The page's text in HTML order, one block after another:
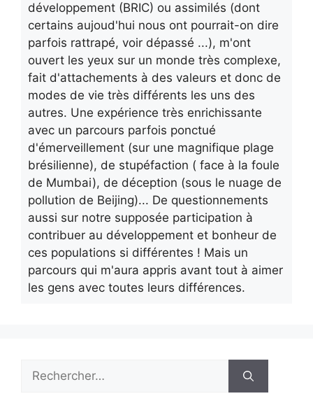
développement (BRIC) ou assimilés (dont
certains aujoud'hui nous ont pourrait-on dire
parfois rattrapé, voir dépassé ...), m'ont
ouvert les yeux sur un monde très complexe,
fait d'attachements à des valeurs et donc de
modes de vie très différents les uns des
autres. Une expérience très enrichissante
avec un parcours parfois ponctué
d'émerveillement (sur une magnifique plage
brésilienne), de stupéfaction ( face à la foule
de Mumbai), de déception (sous le nuage de
pollution de Beijing)... De questionnements
aussi sur notre supposée participation à
contribuer au développement et bonheur de
ces populations si différentes ! Mais un
parcours qui m'aura appris avant tout à aimer
les gens avec toutes leurs différences.
Rechercher :